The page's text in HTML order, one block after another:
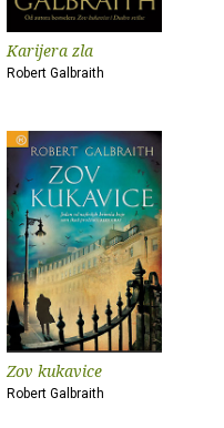
Karijera zla
Robert Galbraith
Zov kukavice
Robert Galbraith